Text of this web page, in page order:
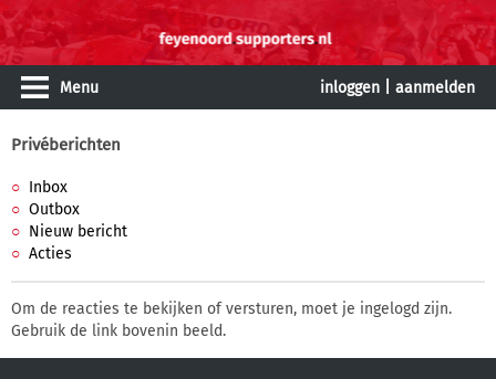
Menu inloggen aanmelden
Privéberichten
Inbox
Outbox
Nieuw bericht
Acties
Om de reacties te bekijken of versturen, moet je ingelogd zijn.
Gebruik de link bovenin beeld.